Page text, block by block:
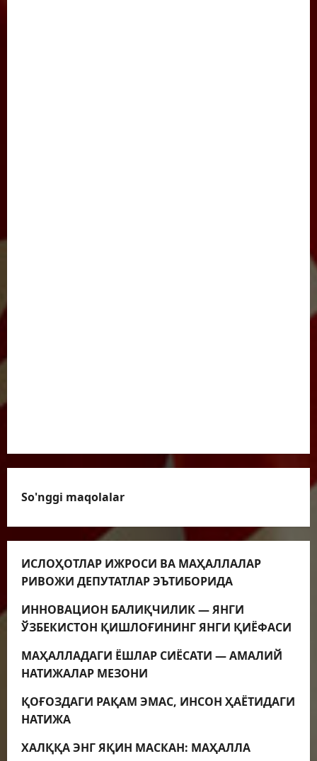
So'nggi maqolalar
ИСЛОҲОТЛАР ИЖРОСИ ВА МАҲАЛЛАЛАР
РИВОЖИ ДЕПУТАТЛАР ЭЪТИБОРИДА
ИННОВАЦИОН БАЛИҚЧИЛИК — ЯНГИ
ЎЗБЕКИСТОН ҚИШЛОҒИНИНГ ЯНГИ ҚИЁФАСИ
МАҲАЛЛАДАГИ ЁШЛАР СИЁСАТИ — АМАЛИЙ
НАТИЖАЛАР МЕЗОНИ
ҚОҒОЗДАГИ РАҚАМ ЭМАС, ИНСОН ҲАЁТИДАГИ
НАТИЖА
ХАЛҚҚА ЭНГ ЯҚИН МАСКАН: МАҲАЛЛА